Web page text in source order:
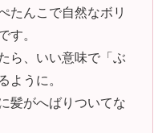
たんこで自然なボリ
す。
ら、いい意味で「ぶ
ように。
髪がへばりついてな